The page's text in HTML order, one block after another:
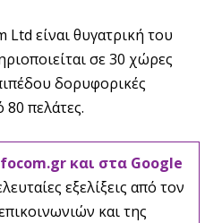
είναι θυγατρική του
σε 30 χώρες
δορυφορικές
πελάτες.
και στα Google
εξελίξεις από τον
και της